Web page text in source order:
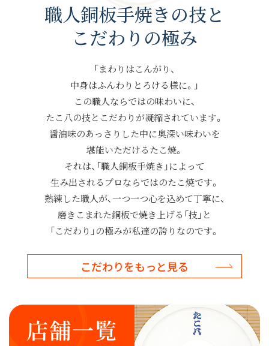
職人銅板手焼きの技と
こだわりの極み
「まわりはこんがり、
中身はふんわりとろける様に。」
この職人ならではの味わいに、
たこ八の技とこだわりが凝縮されています。
醤油味のあっさりした中に奥深い味わいを
堪能いただけるたこ焼。
それは、「職人銅板手焼き」によって
生み出されるプロならではのたこ焼です。
熟練した職人が、一つ一つ心を込めて丁寧に、
磨きこまれた銅板で焼き上げる「技」と
「こだわり」の極みが私達の誇りなのです。
こだわりをもっと見る